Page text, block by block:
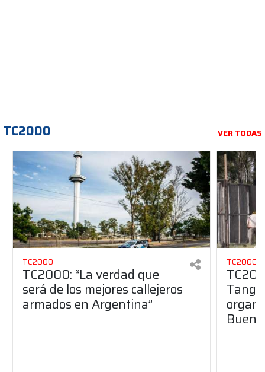
TC2000 VER TODAS
TC2000
TC2000: “La verdad que
será de los mejores callejeros
armados en Argentina”
TC2000